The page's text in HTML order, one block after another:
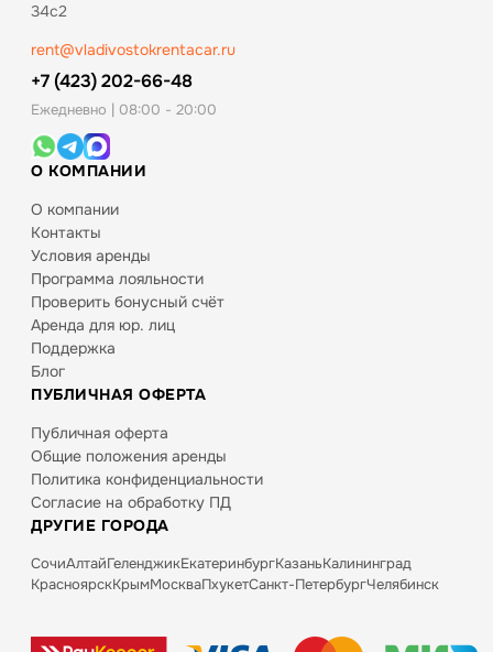
34с2
rent@vladivostokrentacar.ru
+7 (423) 202-66-48
Ежедневно | 08:00 - 20:00
О КОМПАНИИ
О компании
Контакты
Условия аренды
Программа лояльности
Проверить бонусный счёт
Аренда для юр. лиц
Поддержка
Блог
ПУБЛИЧНАЯ ОФЕРТА
Публичная оферта
Общие положения аренды
Политика конфиденциальности
Согласие на обработку ПД
ДРУГИЕ ГОРОДА
СочиАлтайГеленджикЕкатеринбургКазаньКалининград
КрасноярскКрымМоскваПхукетСанкт-ПетербургЧелябинск